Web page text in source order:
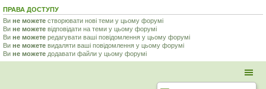
ПРАВА ДОСТУПУ
Ви не можете створювати нові теми у цьому форумі
Ви не можете відповідати на теми у цьому форумі
Ви не можете редагувати ваші повідомлення у цьому форумі
Ви не можете видаляти ваші повідомлення у цьому форумі
Ви не можете додавати файли у цьому форумі